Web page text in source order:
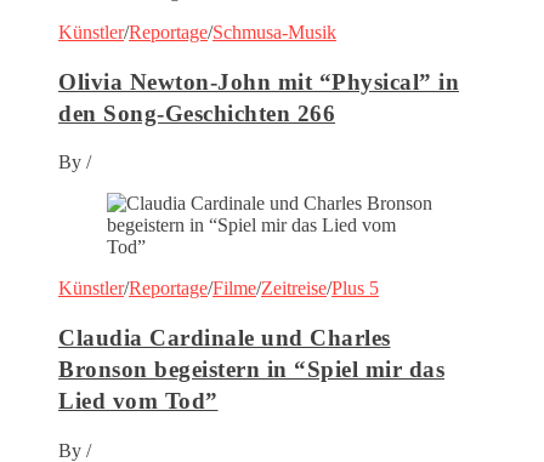
Künstler/Reportage/Schmusa-Musik
Olivia Newton-John mit “Physical” in
den Song-Geschichten 266
By /
Künstler/Reportage/Filme/Zeitreise/Plus 5
Claudia Cardinale und Charles
Bronson begeistern in “Spiel mir das
Lied vom Tod”
By /